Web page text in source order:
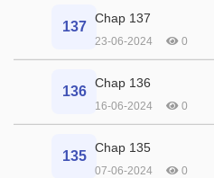
137
Chap 137
23-06-2024 0
136
Chap 136
16-06-2024 0
135
Chap 135
07-06-2024 0